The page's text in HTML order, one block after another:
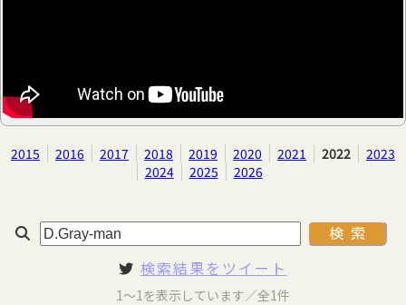
2015 2016 2017 2018 2019 2020 2021 2022
2023
2024
2025 2026
検索結果をツイート
1～1を表示しています／全1件